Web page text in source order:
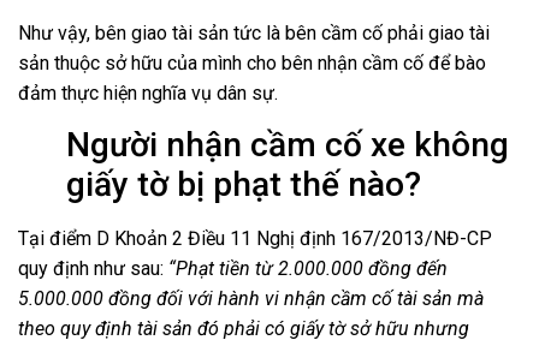
Như vậy, bên giao tài sản tức là bên cầm cố phải giao tài
sản thuộc sở hữu của mình cho bên nhận cầm cố để bào
đảm thực hiện nghĩa vụ dân sự.
Người nhận cầm cố xe không
giấy tờ bị phạt thế nào?
Tại điểm D Khoản 2 Điều 11 Nghị định 167/2013/NĐ-CP
quy định như sau: “Phạt tiền từ 2.000.000 đồng đến
5.000.000 đồng đối với hành vi nhận cầm cố tài sản mà
theo quy định tài sản đó phải có giấy tờ sở hữu nhưng